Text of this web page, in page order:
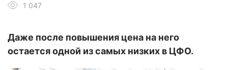
1 047
Даже после повышения цена на него
остается одной из самых низких в ЦФО.